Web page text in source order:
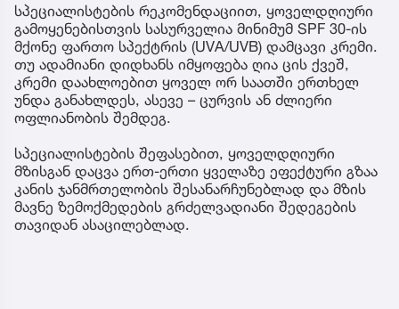
სპეციალისტების რეკომენდაციით, ყოველდღიური
გამოყენებისთვის სასურველია მინიმუმ SPF 30-ის
მქონე ფართო სპექტრის (UVA/UVB) დამცავი კრემი.
თუ ადამიანი დიდხანს იმყოფება ღია ცის ქვეშ,
კრემი დაახლოებით ყოველ ორ საათში ერთხელ
უნდა განახლდეს, ასევე – ცურვის ან ძლიერი
ოფლიანობის შემდეგ.
სპეციალისტების შეფასებით, ყოველდღიური
მზისგან დაცვა ერთ-ერთი ყველაზე ეფექტური გზაა
კანის ჯანმრთელობის შესანარჩუნებლად და მზის
მავნე ზემოქმედების გრძელვადიანი შედეგების
თავიდან ასაცილებლად.